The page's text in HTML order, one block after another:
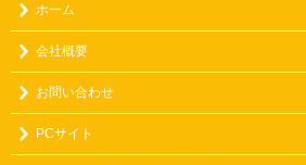
ホーム
会社概要
お問い合わせ
PCサイト